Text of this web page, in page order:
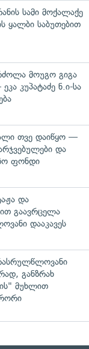
სამი მოქალაქე
ყალბი საბუთებით
მოუგო გიგა
კუპატაძე ნ.ი-სა
თვე დაიწყო —
და
ფონდი
და
გაავრცელა
დააკავეს
განზრახ
მუხლით